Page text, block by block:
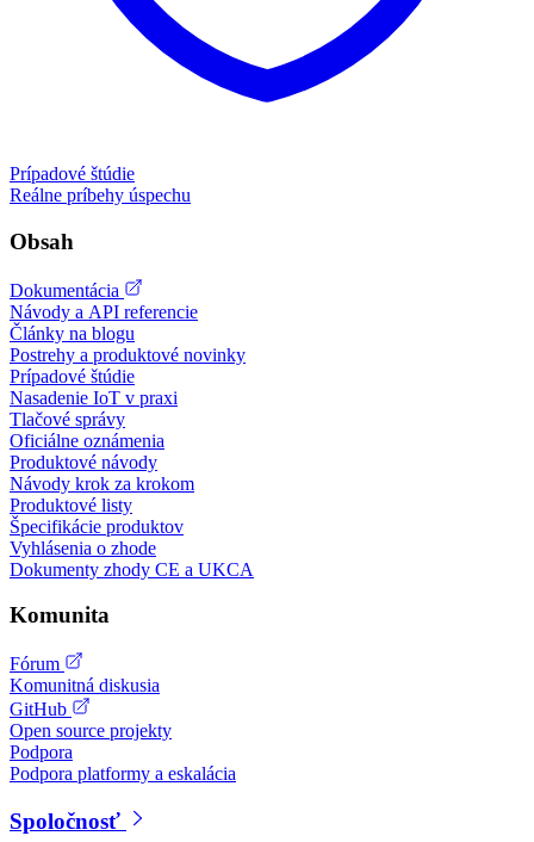
Prípadové štúdie
Reálne príbehy úspechu
Obsah
Dokumentácia
Návody a API referencie
Články na blogu
Postrehy a produktové novinky
Prípadové štúdie
Nasadenie IoT v praxi
Tlačové správy
Oficiálne oznámenia
Produktové návody
Návody krok za krokom
Produktové listy
Špecifikácie produktov
Vyhlásenia o zhode
Dokumenty zhody CE a UKCA
Komunita
Fórum
Komunitná diskusia
GitHub
Open source projekty
Podpora
Podpora platformy a eskalácia
Spoločnosť